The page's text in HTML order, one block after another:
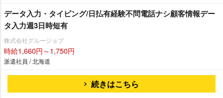
データ入力・タイピング/日払有経験不問電話ナシ顧客情報デー
タ入力週3日時短有
株式会社グルージョブ
時給1,660円～1,750円
派遣社員 / 北海道
続きはこちら